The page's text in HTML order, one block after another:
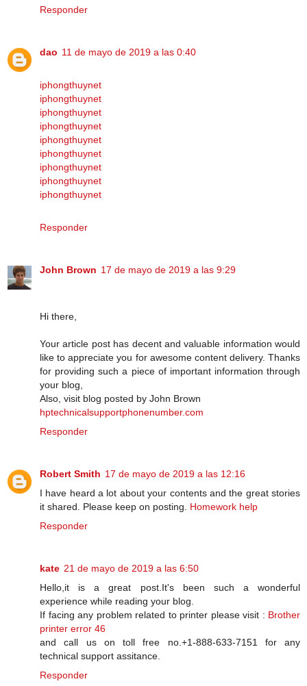
Responder
dao 11 de mayo de 2019 a las 0:40
iphongthuynet
iphongthuynet
iphongthuynet
iphongthuynet
iphongthuynet
iphongthuynet
iphongthuynet
iphongthuynet
iphongthuynet
Responder
John Brown 17 de mayo de 2019 a las 9:29
Hi there,
Your article post has decent and valuable information would
like to appreciate you for awesome content delivery. Thanks
for providing such a piece of important information through
your blog,
Also, visit blog posted by John Brown
hptechnicalsupportphonenumber.com
Responder
Robert Smith 17 de mayo de 2019 a las 12:16
I have heard a lot about your contents and the great stories
it shared. Please keep on posting. Homework help
Responder
kate 21 de mayo de 2019 a las 6:50
Hello,it is a great post.It's been such a wonderful
experience while reading your blog.
If facing any problem related to printer please visit : Brother
printer error 46
and call us on toll free no.+1-888-633-7151 for any
technical support assitance.
Responder